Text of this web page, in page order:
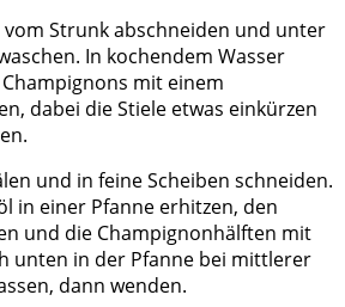
Strunk abschneiden und unter
In kochendem Wasser
mit einem
dabei die Stiele etwas einkürzen
und in feine Scheiben schneiden.
in einer Pfanne erhitzen, den
und die Champignonhälften mit
unten in der Pfanne bei mittlerer
dann wenden.